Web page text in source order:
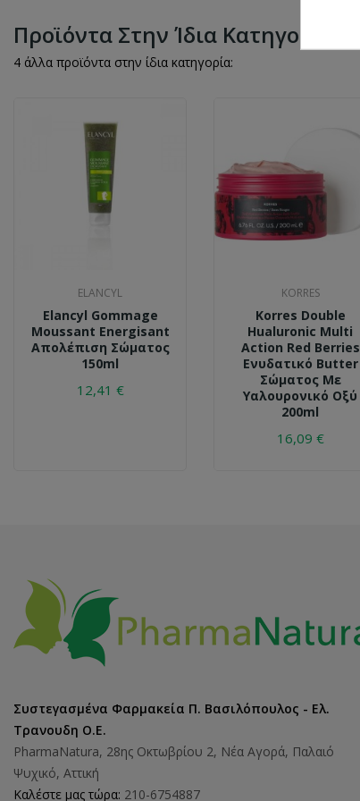
Προϊόντα Στην Ίδια Κατηγορία
4 άλλα προϊόντα στην ίδια κατηγορία:
ELANCYL
Elancyl Gommage
Moussant Energisant
Απολέπιση Σώματος
150ml
12,41 €
KORRES
Korres Double
Hualuronic Multi
Action Red Berries
Ενυδατικό Butter
Σώματος Με
Υαλουρονικό Οξύ
200ml
16,09 €
Συστεγασμένα Φαρμακεία Π. Βασιλόπουλος - Ελ.
Τρανουδη Ο.Ε.
PharmaNatura, 28ης Οκτωβρίου 2, Νέα Αγορά, Παλαιό
Ψυχικό, Αττική
Καλέστε μας τώρα: 210-6754887